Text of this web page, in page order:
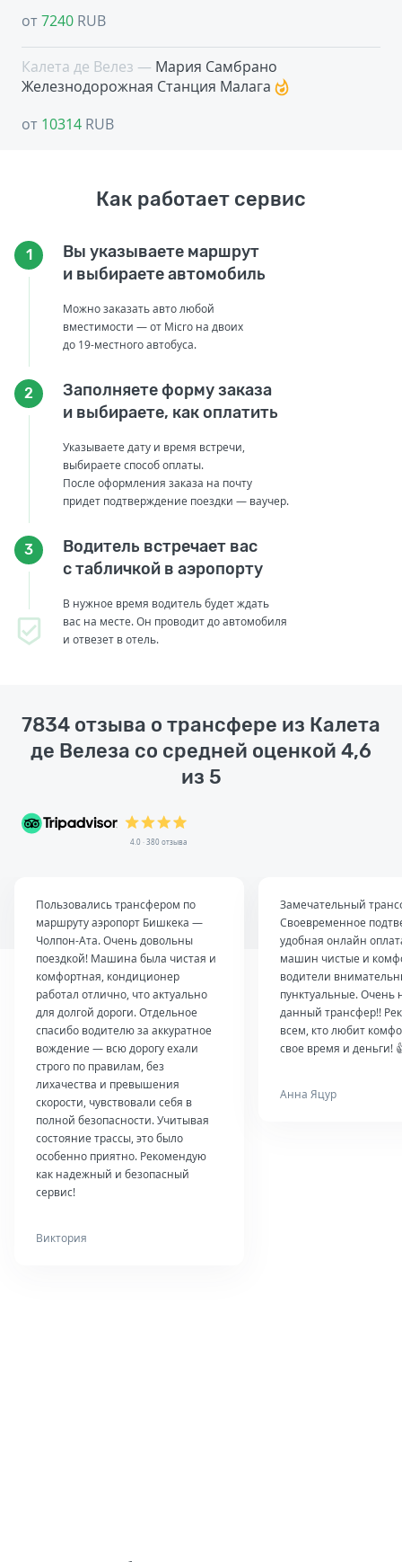
от7240 RUB
Калета де Велез — Мария Самбрано
Железнодорожная Cтанция Малага
от 10314 RUB
Как работает сервис
1
Вы указываете маршрут
и выбираете автомобиль
Можно заказать авто любой
вместимости — от Micro на двоих
до 19-местного автобуса.
2
Заполняете форму заказа
и выбираете, как оплатить
Указываете дату и время встречи,
выбираете способ оплаты.
После оформления заказа на почту
придет подтверждение поездки — ваучер.
3
Водитель встречает вас
с табличкой в аэропорту
В нужное время водитель будет ждать
вас на месте. Он проводит до автомобиля
и отвезет в отель.
7834 отзыва о трансфере из Калета
де Велеза со средней оценкой 4,6
из 5
4.0 · 380 отзыва
Пользовались трансфером по
маршруту аэропорт Бишкека —
Чолпон-Ата. Очень довольны
поездкой! Машина была чистая и
комфортная, кондиционер
работал отлично, что актуально
для долгой дороги. Отдельное
спасибо водителю за аккуратное
вождение — всю дорогу ехали
строго по правилам, без
лихачества и превышения
скорости, чувствовали себя в
полной безопасности. Учитывая
состояние трассы, это было
особенно приятно. Рекомендую
как надежный и безопасный
сервис!
Виктория
Замечательный
Своевременное
удобная онлайн
машин чистые и
водители
пунктуальные. Очень
данный трансфер!!
всем, кто любит
свое время и деньги!
Анна Яцур